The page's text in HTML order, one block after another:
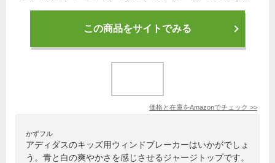
この商品をサイトでみる
価格と在庫をAmazonでチェック >>
かずフル
アディダスのキッズ用ウィンドブレーカーはいかがでしょ
う。青と白の爽やかさを感じさせるジャージトップです。